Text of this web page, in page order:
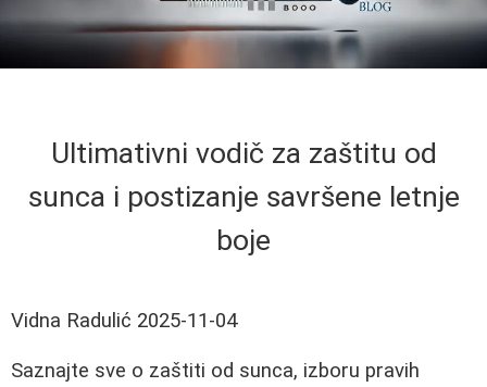
Ultimativni vodič za zaštitu od
sunca i postizanje savršene letnje
boje
Vidna Radulić 2025-11-04
Saznajte sve o zaštiti od sunca, izboru pravih